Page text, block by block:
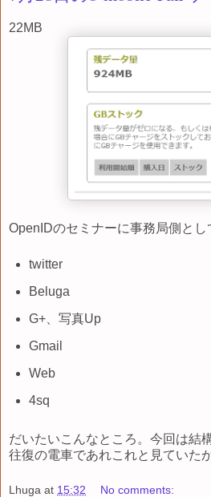
22MB
OpenIDのセミナーに事務局側とし
twitter
Beluga
G+、写真Up
Gmail
Web
4sq
だいたいこんなところ。今回は結
往復の電車であれこれと見ていた
Lhuga at 15:32 No comments: